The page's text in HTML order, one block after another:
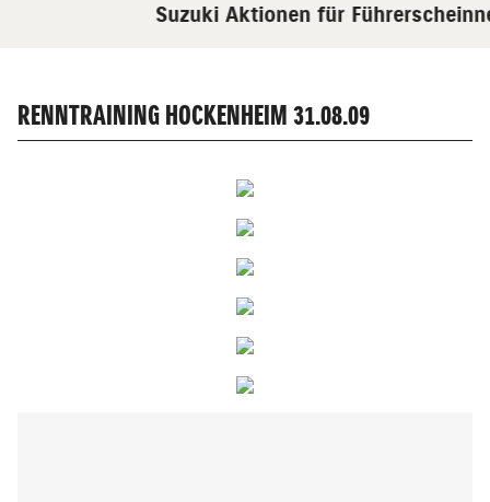
Suzuki Aktionen für
RENNTRAINING HOCKENHEIM 31.08.09